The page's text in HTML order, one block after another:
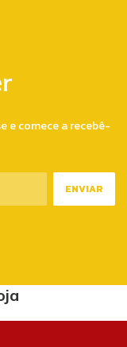
e comece a recebê-